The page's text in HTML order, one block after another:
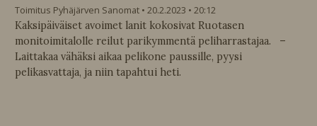
Toimitus Pyhäjärven Sanomat 20.2.2023
20:12
Kaksipäiväiset avoimet lanit kokosivat Ruotasen
monitoimitalolle reilut parikymmentä peliharrastajaa. –
Laittakaa vähäksi aikaa pelikone paussille, pyysi
pelikasvattaja, ja niin tapahtui heti.